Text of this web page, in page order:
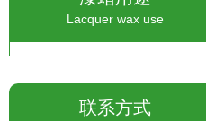
Lacquer wax use
联系方式